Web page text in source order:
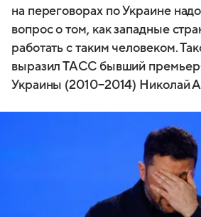
на переговорах по Украине
вопрос о том, как западные
работать с таким человеком.
выразил ТАСС бывший
Украины (2010−2014) Николай